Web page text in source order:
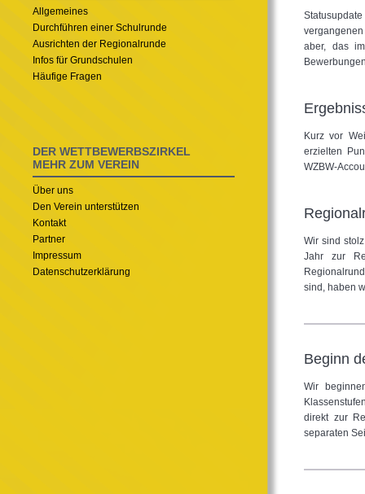
Allgemeines
Durchführen einer Schulrunde
Ausrichten der Regionalrunde
Infos für Grundschulen
Häufige Fragen
DER WETTBEWERBSZIRKEL
MEHR ZUM VEREIN
Über uns
Den Verein unterstützen
Kontakt
Partner
Impressum
Datenschutzerklärung
aber, das
Kurz vor
erzielten
WZBW-
Wir sind
Jahr zur
sind, haben
Beginn
Wir
direkt zur
separaten